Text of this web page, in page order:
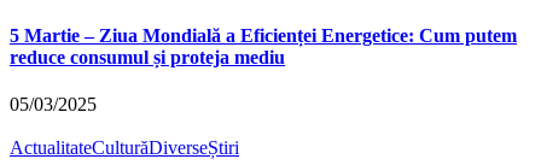
5 Martie – Ziua Mondială a Eficienței Energetice: Cum putem
reduce consumul și proteja mediu
05/03/2025
ActualitateCulturăDiverseȘtiri